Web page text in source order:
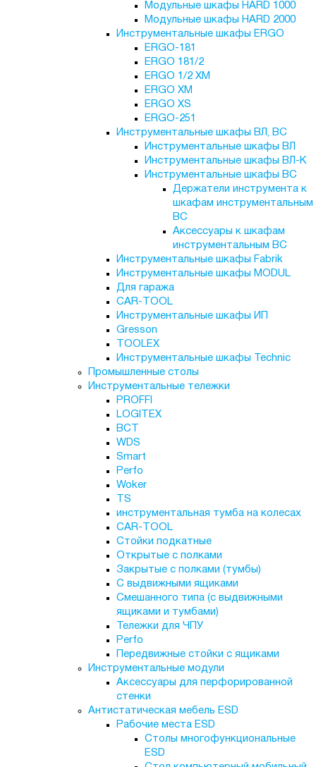
Модульные шкафы HARD 1000
Модульные шкафы HARD 2000
Инструментальные шкафы ERGO
ERGO-181
ERGO 181/2
ERGO 1/2 XM
ERGO XM
ERGO XS
ERGO-251
Инструментальные шкафы ВЛ, ВС
Инструментальные шкафы ВЛ
Инструментальные шкафы ВЛ-К
Инструментальные шкафы ВС
Держатели инструмента к
шкафам инструментальным
ВС
Аксессуары к шкафам
инструментальным ВС
Инструментальные шкафы Fabrik
Инструментальные шкафы MODUL
Для гаража
CAR-TOOL
Инструментальные шкафы ИП
Gresson
TOOLEX
Инструментальные шкафы Technic
Промышленные столы
Инструментальные тележки
PROFFI
LOGITEX
ВСТ
WDS
Smart
Perfo
Woker
TS
инструментальная тумба на колесах
CAR-TOOL
Стойки подкатные
Открытые с полками
Закрытые с полками (тумбы)
С выдвижными ящиками
Смешанного типа (с выдвижными
ящиками и тумбами)
Тележки для ЧПУ
Perfo
Передвижные стойки с ящиками
Инструментальные модули
Аксессуары для перфорированной
стенки
Антистатическая мебель ESD
Рабочие места ESD
Столы многофункциональные
ESD